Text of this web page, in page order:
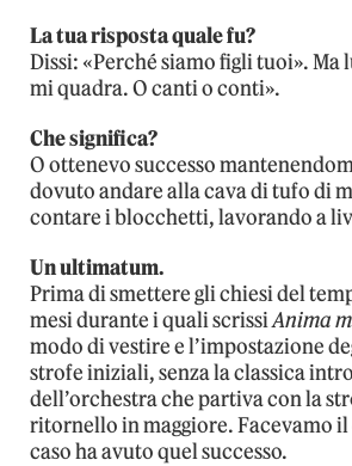
La tua risposta quale fu?
Dissi: «Perché siamo figli tuoi».
mi quadra. O canti o conti».
Che significa?
O ottenevo successo
dovuto andare alla cava di tufo di
contare i blocchetti, lavorando a
Un ultimatum.
Prima di smettere gli chiesi del
mesi durante i quali scrissiAnima
modo di vestire e l’impostazione
strofe iniziali, senza la classica
dell’orchestra che partiva con la
ritornello in maggiore. Facevamo
caso ha avuto quel successo.